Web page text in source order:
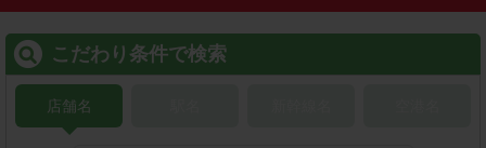
こだわり条件で検索
店舗名